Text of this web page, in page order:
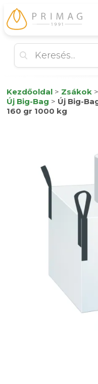
Kezdőoldal > Zsákok >
Új Big-Bag > Új Big-
160 gr 1000 kg